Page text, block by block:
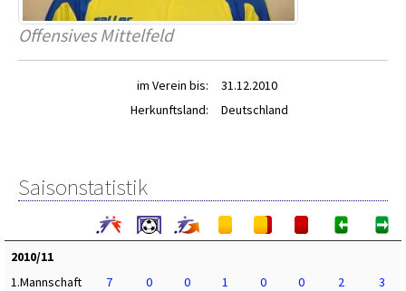
Offensives Mittelfeld
im Verein bis:
31.12.2010
Herkunftsland:
Deutschland
Saisonstatistik
2010/11
1.Mannschaft
7 0 0 1 0 0 2
3